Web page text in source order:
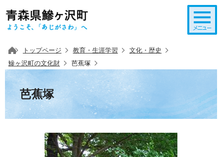
トップページ 教育・生涯学習
文化・歴史
鰺ヶ沢町の文化財
芭蕉塚
芭蕉塚